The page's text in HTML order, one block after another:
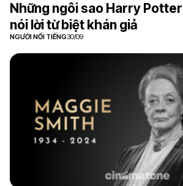
Những ngôi sao Harry
nói lời từ biệt khán giả
NGƯỜI NỔI TIẾNG30/09